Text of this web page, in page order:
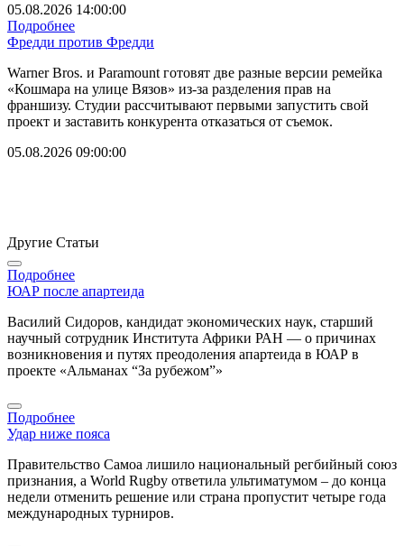
05.08.2026 14:00:00
Подробнее
Фредди против Фредди
Warner Bros. и Paramount готовят две разные версии ремейка
«Кошмара на улице Вязов» из-за разделения прав на
франшизу. Студии рассчитывают первыми запустить свой
проект и заставить конкурента отказаться от съемок.
05.08.2026 09:00:00
Другие Статьи
Подробнее
ЮАР после апартеида
Василий Сидоров, кандидат экономических наук, старший
научный сотрудник Института Африки РАН — о причинах
возникновения и путях преодоления апартеида в ЮАР в
проекте «Альманах “За рубежом”»
Подробнее
Удар ниже пояса
Правительство Самоа лишило национальный регбийный союз
признания, а World Rugby ответила ультиматумом – до конца
недели отменить решение или страна пропустит четыре года
международных турниров.